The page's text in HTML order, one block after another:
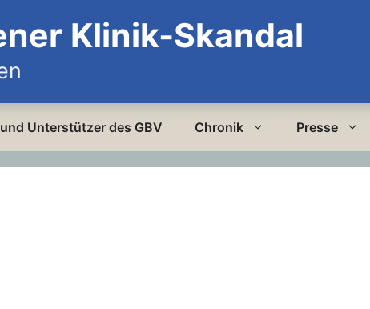
Klinik-Skandal
Unterstützer des GBV Chronik Presse